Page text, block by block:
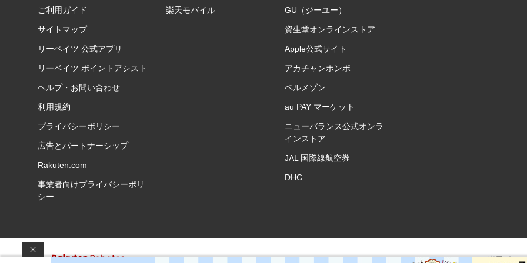
ご利用ガイド
サイトマップ
リーベイツ 公式アプリ
リーベイツ ポイントアシスト
ヘルプ・お問い合わせ
利用規約
プライバシーポリシー
広告とパートナーシップ
Rakuten.com
事業者向けプライバシーポリ
シー
楽天モバイル GU（ジーユー）
資生堂オンラインストア
Apple公式サイト
アカチャンホンポ
ベルメゾン
au PAY マーケット
ニューバランス公式オンラ
インストア
JAL 国際線航空券
DHC
楽天ポイ